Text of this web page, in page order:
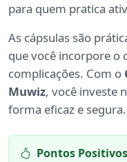
para quem pratica
As cápsulas são
que você incorpore o
complicações. Com o
Muwiz, você investe
forma eficaz e segura.
Pontos Positivos